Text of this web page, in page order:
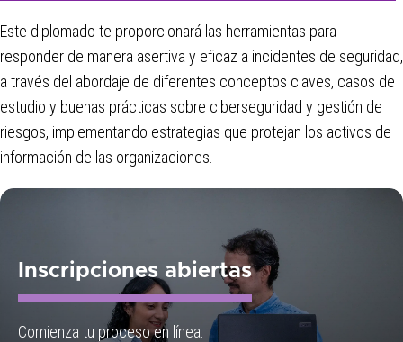
Este diplomado te proporcionará las herramientas para
responder de manera asertiva y eficaz a incidentes de seguridad,
a través del abordaje de diferentes conceptos claves, casos de
estudio y buenas prácticas sobre ciberseguridad y gestión de
riesgos, implementando estrategias que protejan los activos de
información de las organizaciones.
Inscripciones abiertas
Comienza tu proceso en línea.